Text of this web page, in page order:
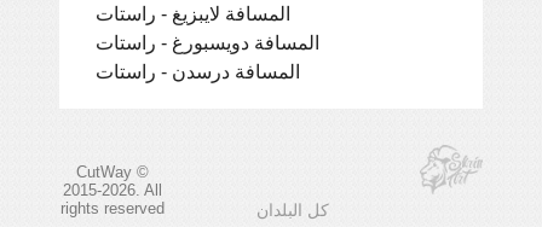
المسافة لايبزيغ - راستات
المسافة دويسبورغ - راستات
المسافة درسدن - راستات
CutWay ©
2015-2026. All
rights reserved
كل البلدان